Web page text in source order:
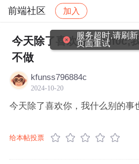
前端社区 加入
社区 前端社区 感慨 帖
今天除了喜欢你&#xff0c;
不做
kfunss796884c
2024-10-20
今天除了喜欢你，我什么别的事
给本帖投票
服务超时,请刷新
页面重试